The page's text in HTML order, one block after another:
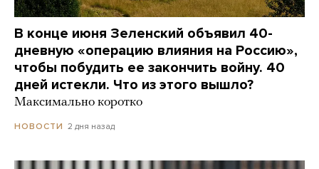
В конце июня Зеленский объявил 40-
дневную «операцию влияния на Россию»,
чтобы побудить ее закончить войну. 40
дней истекли. Что из этого вышло?
Максимально коротко
НОВОСТИ 2 дня назад